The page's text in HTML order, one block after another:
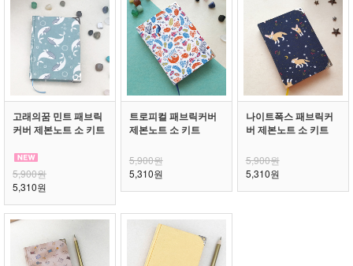
고래의꿈 민트 패브릭
커버 제본노트 소 키트
5,900원
5,310원
트로피컬 패브릭커버
제본노트 소 키트
5,900원
5,310원
나이트폭스 패브릭커
버 제본노트 소 키트
5,900원
5,310원